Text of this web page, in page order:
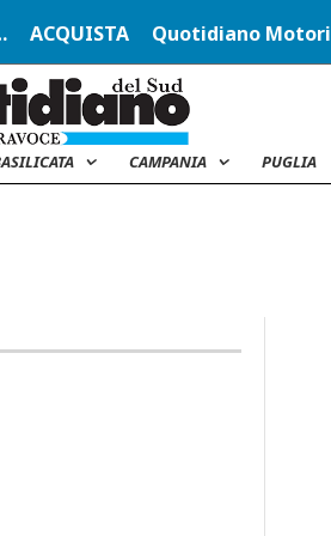
ACQUISTA Quotidiano Motori
CAMPANIA PUGLIA